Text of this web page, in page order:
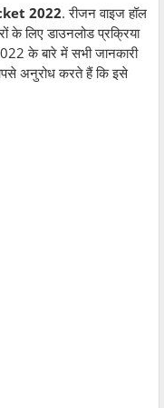
2022. रीजन वाइज हॉल
के लिए डाउनलोड प्रक्रिया
के बारे में सभी जानकारी
अनुरोध करते हैं कि इसे